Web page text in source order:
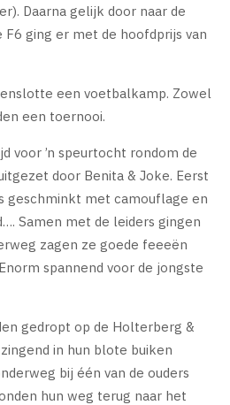
Daarna gelijk door naar de
F6 ging er met de hoofdprijs van
een voetbalkamp. Zowel
een toernooi.
voor ’n speurtocht rondom de
door Benita & Joke. Eerst
geschminkt met camouflage en
Samen met de leiders gingen
zagen ze goede feeeën
spannend voor de jongste
gedropt op de Holterberg &
in hun blote buiken
bij één van de ouders
hun weg terug naar het